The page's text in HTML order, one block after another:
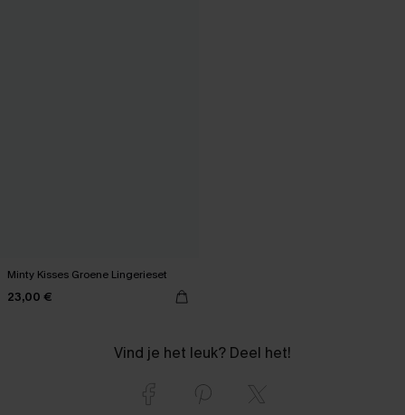
Minty Kisses Groene Lingerieset
23,00 €
Vind je het leuk? Deel het!